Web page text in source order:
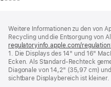
Weitere Informationen zu den von
Recycling und die Entsorgung von
regulatoryinfo.apple.com/
1. Die Displays des 14" und 16"
Ecken. Als Standard-Rechteck
Diagonale von 14,2" (35,97 cm)
sichtbare Displaybereich ist kleiner.